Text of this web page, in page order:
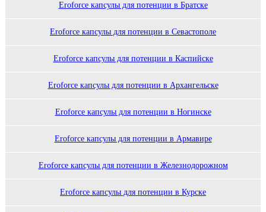
Eroforce капсулы для потенции в Братске
Eroforce капсулы для потенции в Севастополе
Eroforce капсулы для потенции в Каспийске
Eroforce капсулы для потенции в Архангельске
Eroforce капсулы для потенции в Ногинске
Eroforce капсулы для потенции в Армавире
Eroforce капсулы для потенции в Железнодорожном
Eroforce капсулы для потенции в Курске